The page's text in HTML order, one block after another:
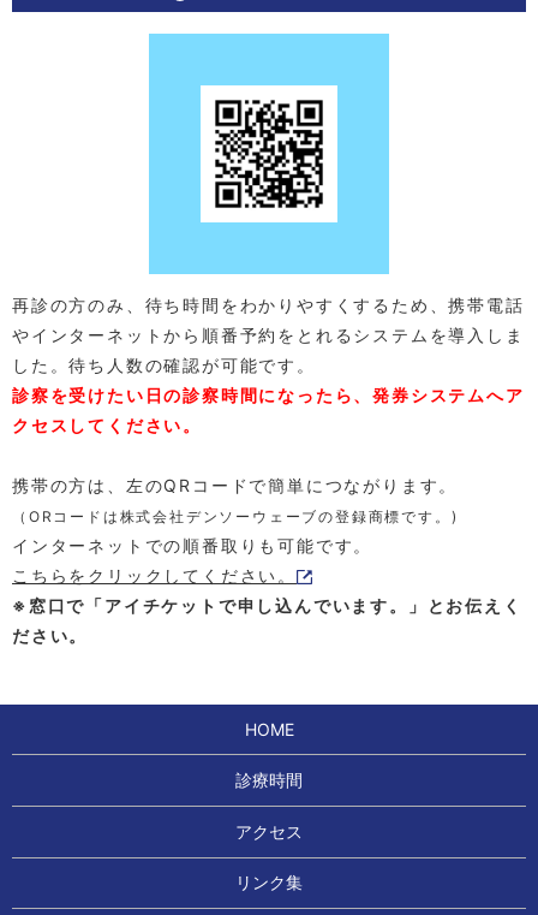
再診の方のみ、待ち時間をわかりやすくするため、携帯電話
やインターネットから順番予約をとれるシステムを導入しま
した。待ち人数の確認が可能です。
診察を受けたい日の診察時間になったら、発券システムへア
クセスしてください。
携帯の方は、左のQRコードで簡単につながります。
（ORコードは株式会社デンソーウェーブの登録商標です。)
インターネットでの順番取りも可能です。
こちらをクリックしてください。
※窓口で「アイチケットで申し込んでいます。」とお伝えく
ださい。
HOME
診療時間
アクセス
リンク集